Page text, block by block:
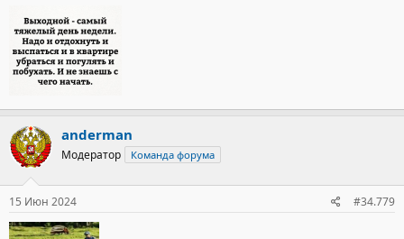
anderman
Модератор Команда форума
15 Июн 2024 #34.779